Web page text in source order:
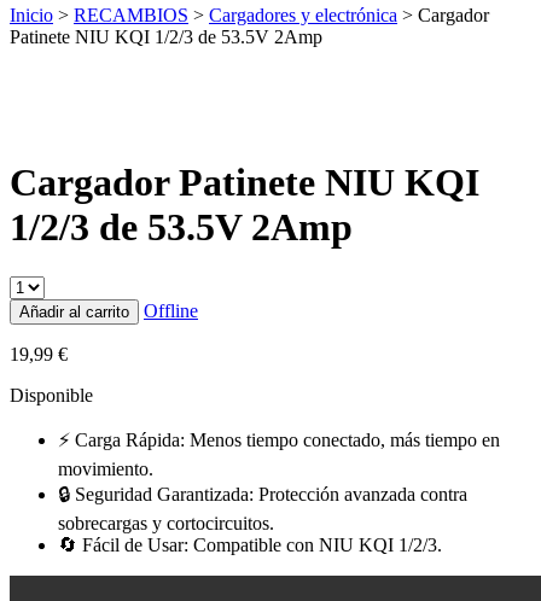
Inicio > RECAMBIOS > Cargadores y electrónica > Cargador
Patinete NIU KQI 1/2/3 de 53.5V 2Amp
Cargador Patinete NIU KQI
1/2/3 de 53.5V 2Amp
Añadir al carrito Offline
19,99 €
Disponible
⚡ Carga Rápida: Menos tiempo conectado, más tiempo en
movimiento.
🔒 Seguridad Garantizada: Protección avanzada contra
sobrecargas y cortocircuitos.
🔄 Fácil de Usar: Compatible con NIU KQI 1/2/3.